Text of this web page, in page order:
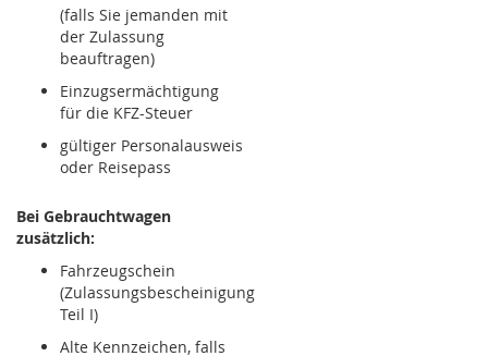
(falls Sie jemanden mit
der Zulassung
beauftragen)
Einzugsermächtigung
für die KFZ-Steuer
gültiger Personalausweis
oder Reisepass
Bei Gebrauchtwagen
zusätzlich:
Fahrzeugschein
(Zulassungsbescheinigung
Teil I)
Alte Kennzeichen, falls